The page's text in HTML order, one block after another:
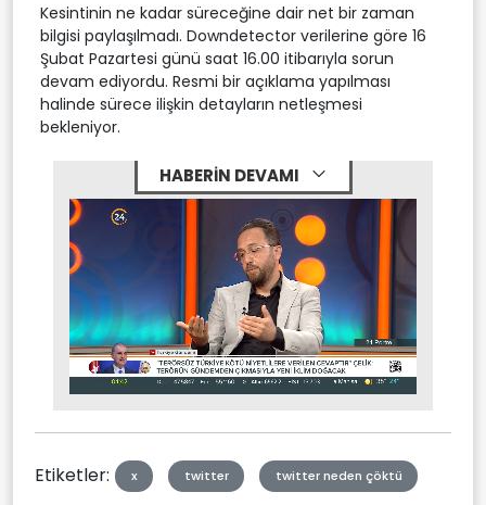
Kesintinin ne kadar süreceğine dair net bir zaman
bilgisi paylaşılmadı. Downdetector verilerine göre 16
Şubat Pazartesi günü saat 16.00 itibarıyla sorun
devam ediyordu. Resmi bir açıklama yapılması
halinde sürece ilişkin detayların netleşmesi
bekleniyor.
HABERİN DEVAMI
Unmute Stream
Etiketler: x twitter twitter neden çöktü